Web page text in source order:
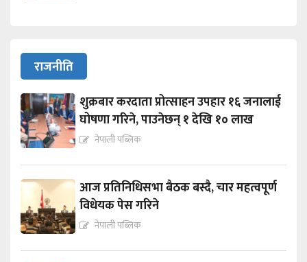
राजनीति
शुक्रबार करदाता प्रोत्साहन उपहार १६ जनालाई
घोषणा गरिने, पाउनेछन् १ देखि १० लाख
नेपाली पब्लिक
आज प्रतिनिधिसभा बैठक बस्दै, चार महत्वपूर्ण
विधेयक पेस गरिने
नेपाली पब्लिक